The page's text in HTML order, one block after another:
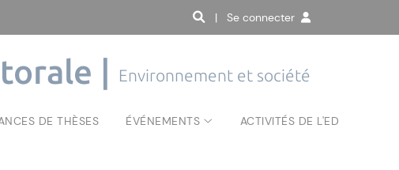
| Se connecter
| Environnement et société
DE THÈSES ÉVÉNEMENTS ACTIVITÉS DE L'ED